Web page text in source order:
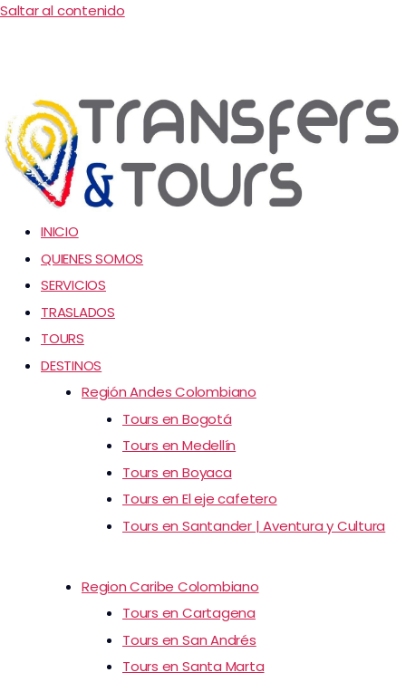
Saltar al contenido
INICIO
QUIENES SOMOS
SERVICIOS
TRASLADOS
TOURS
DESTINOS
Región Andes Colombiano
Tours en Bogotá
Tours en Medellín
Tours en Boyaca
Tours en El eje cafetero
Tours en Santander | Aventura y Cultura
Region Caribe Colombiano
Tours en Cartagena
Tours en San Andrés
Tours en Santa Marta